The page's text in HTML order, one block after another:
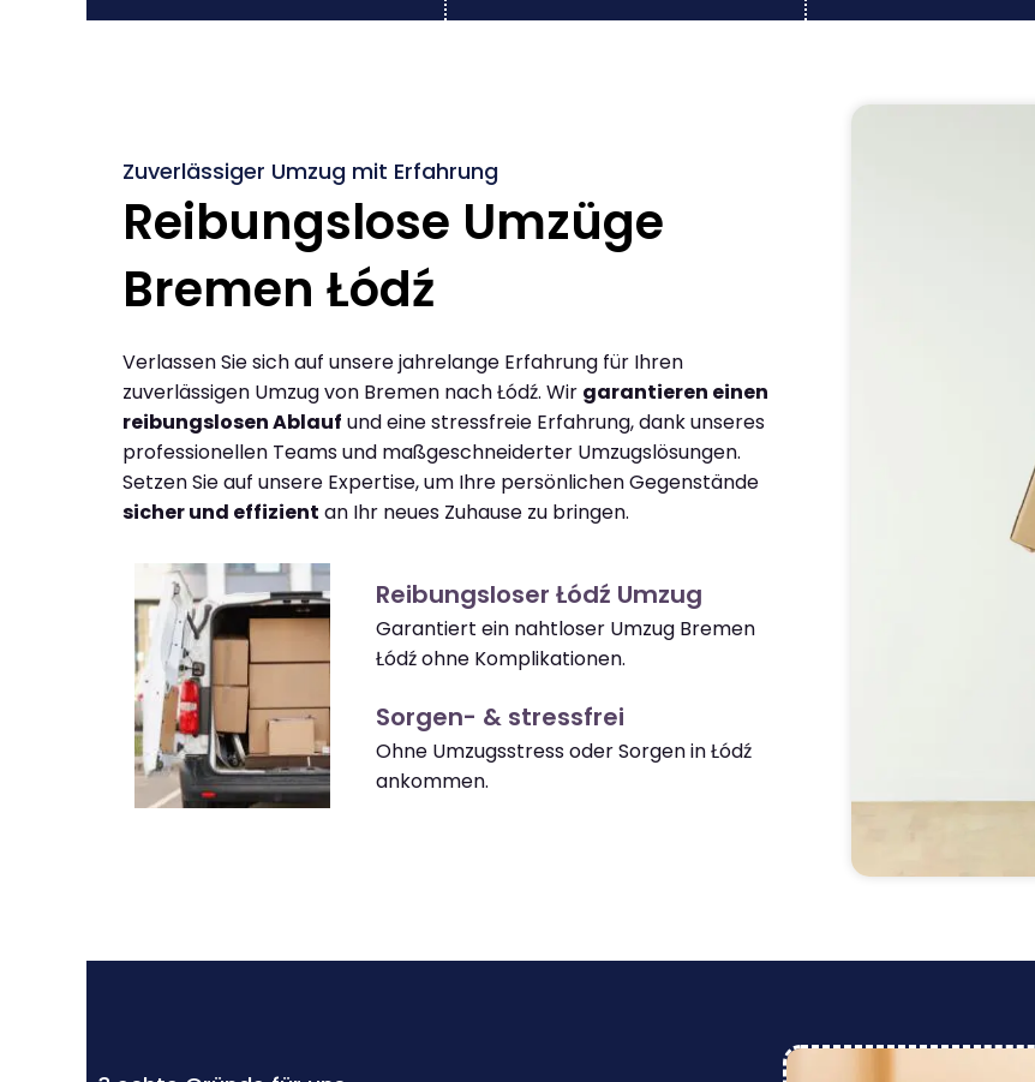
Zuverlässiger Umzug mit Erfahrung
Reibungslose Umzüge
Bremen Łódź
Verlassen Sie sich auf unsere jahrelange Erfahrung für Ihren
zuverlässigen Umzug von Bremen nach Łódź. Wir garantieren einen
reibungslosen Ablauf und eine stressfreie Erfahrung, dank unseres
professionellen Teams und maßgeschneiderter Umzugslösungen.
Setzen Sie auf unsere Expertise, um Ihre persönlichen Gegenstände
sicher und effizient an Ihr neues Zuhause zu bringen.
Reibungsloser Łódź Umzug
Garantiert ein nahtloser Umzug Bremen
Łódź ohne Komplikationen.
Sorgen- & stressfrei
Ohne Umzugsstress oder Sorgen in Łódź
ankommen.